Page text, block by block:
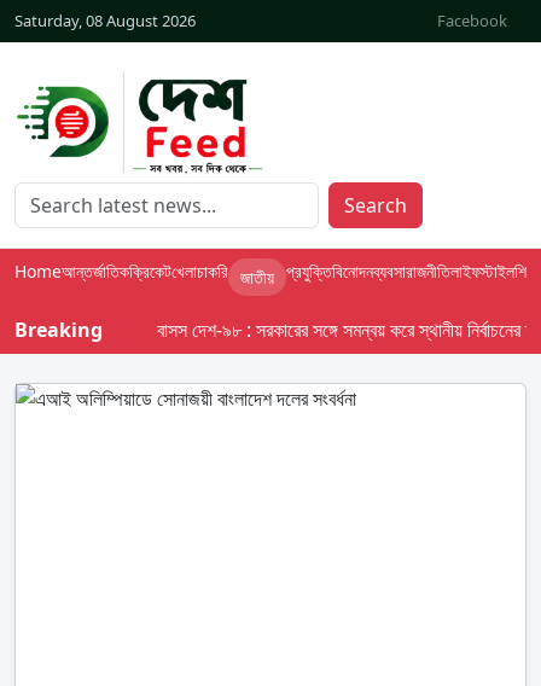
Saturday, 08 August 2026 Facebook
Search
Homeআন্তর্জাতিকক্রিকেটখেলাচাকরি জাতীয় প্রযুক্তিবিনোদনব্যবসারাজনীতিলাইফস্টাইলশিক্ষা
Breaking বাসস দেশ-৯৮ : সরকারের সঙ্গে সমন্বয় করে স্থানীয় নির্বাচনের